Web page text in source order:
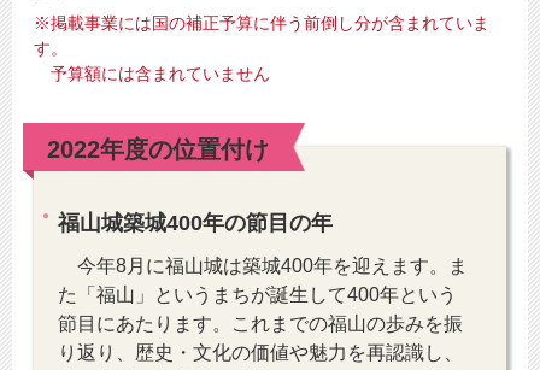
※掲載事業には国の補正予算に伴う前倒し分が含まれていま
す。
予算額には含まれていません
2022年度の位置付け
福山城築城400年の節目の年
今年8月に福山城は築城400年を迎えます。ま
た「福山」というまちが誕生して400年という
節目にあたります。これまでの福山の歩みを振
り返り、歴史・文化の価値や魅力を再認識し、